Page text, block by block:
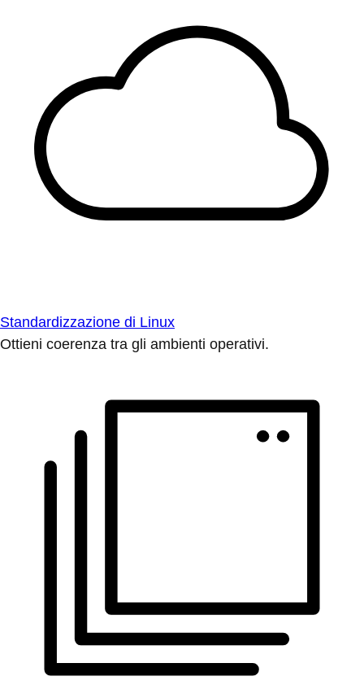
Standardizzazione di Linux
Ottieni coerenza tra gli ambienti operativi.